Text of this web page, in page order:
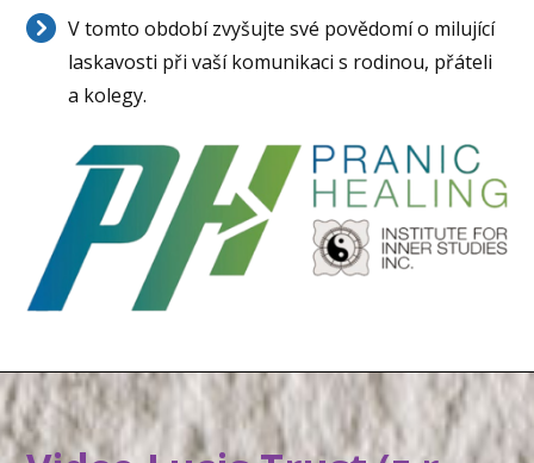
V tomto období zvyšujte své povědomí o milující
laskavosti při vaší komunikaci s rodinou, přáteli
a kolegy.